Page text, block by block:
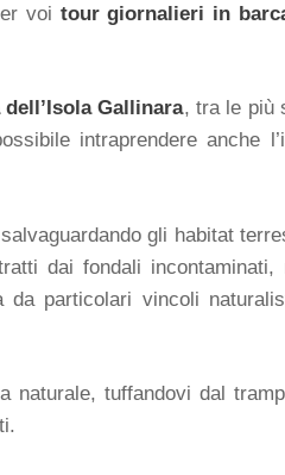
voi tour giornalieri in
Gallinara, tra le più
intraprendere anche
gli habitat
dai fondali
particolari vincoli
tuffandovi dal